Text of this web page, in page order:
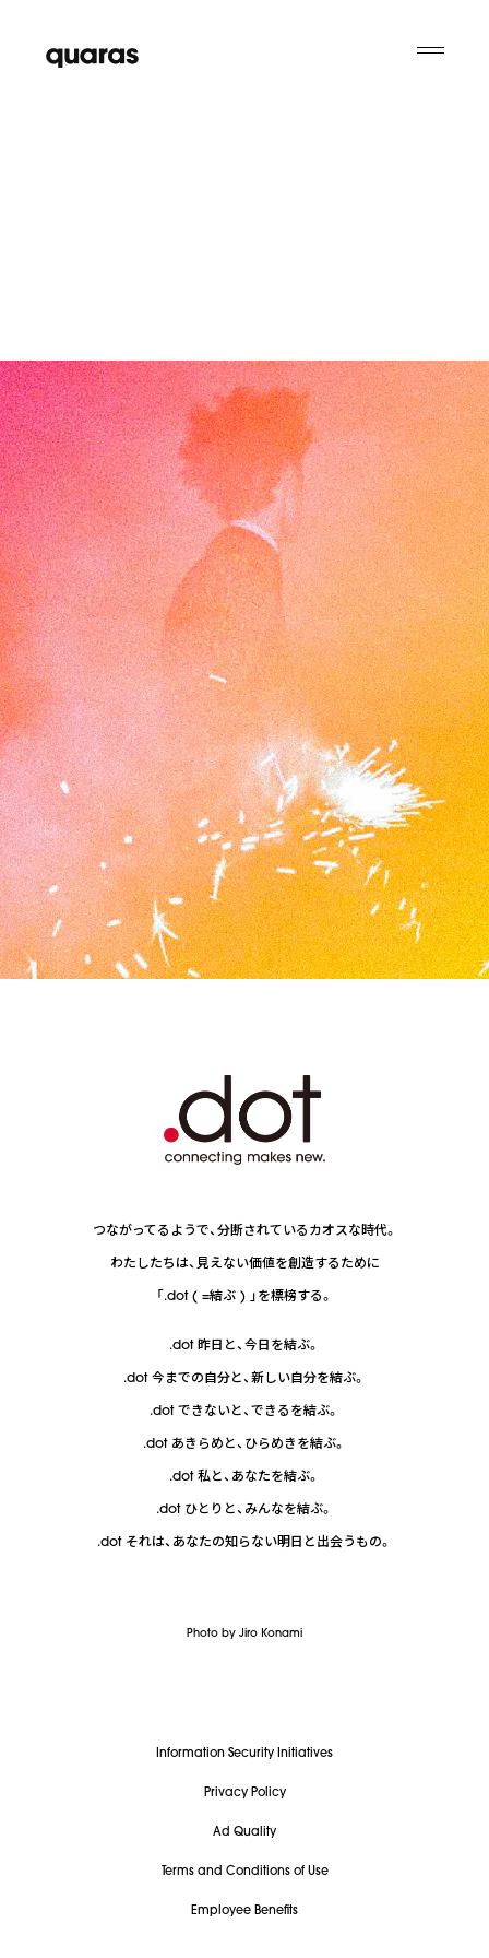
つながってるようで、分断されているカオスな時代。
わたしたちは、見えない価値を創造するために
「.dot ( =結ぶ ) 」を標榜する。
.dot 昨日と、今日を結ぶ。
.dot 今までの自分と、新しい自分を結ぶ。
.dot できないと、できるを結ぶ。
.dot あきらめと、ひらめきを結ぶ。
.dot 私と、あなたを結ぶ。
.dot ひとりと、みんなを結ぶ。
.dot それは、あなたの知らない明日と出会うもの。
Photo by Jiro Konami
Information Security Initiatives
Privacy Policy
Ad Quality
Terms and Conditions of Use
Employee Benefits